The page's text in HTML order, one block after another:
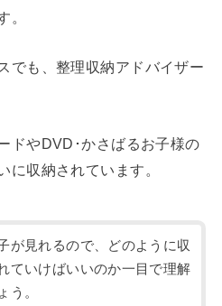
。
でも、整理収納アドバイザー
ドやDVD･かさばるお子様の
に収納されています。
が見れるので、どのように収
ていけばいいのか一目で理解
う。